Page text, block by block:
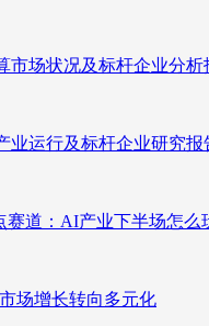
市场状况及标杆企业分析
业运行及标杆企业研究报
赛道：AI产业下半场怎么
场增长转向多元化